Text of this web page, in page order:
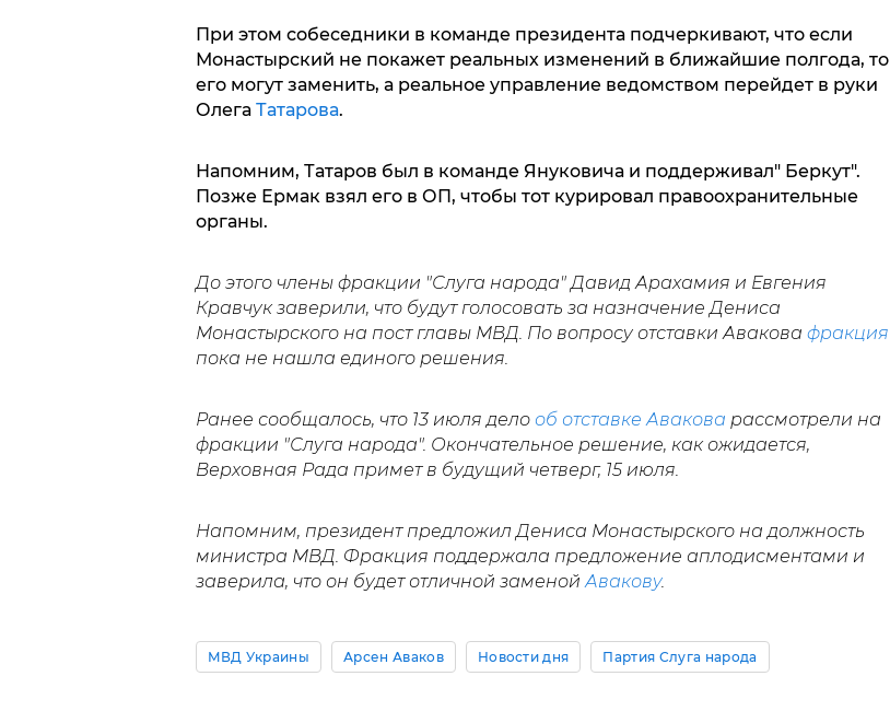
При этом собеседники в команде президента подчеркивают, что если
Монастырский не покажет реальных изменений в ближайшие полгода, то
его могут заменить, а реальное управление ведомством перейдет в руки
Олега Татарова.
Напомним, Татаров был в команде Януковича и поддерживал" Беркут".
Позже Ермак взял его в ОП, чтобы тот курировал правоохранительные
органы.
До этого члены фракции "Слуга народа" Давид Арахамия и Евгения
Кравчук заверили, что будут голосовать за назначение Дениса
Монастырского на пост главы МВД. По вопросу отставки Авакова фракция
пока не нашла единого решения.
Ранее сообщалось, что 13 июля дело об отставке Авакова рассмотрели на
фракции "Слуга народа". Окончательное решение, как ожидается,
Верховная Рада примет в будущий четверг, 15 июля.
Напомним, президент предложил Дениса Монастырского на должность
министра МВД. Фракция поддержала предложение аплодисментами и
заверила, что он будет отличной заменойАвакову.
МВД Украины Арсен Аваков Новости дня Партия Слуга народа